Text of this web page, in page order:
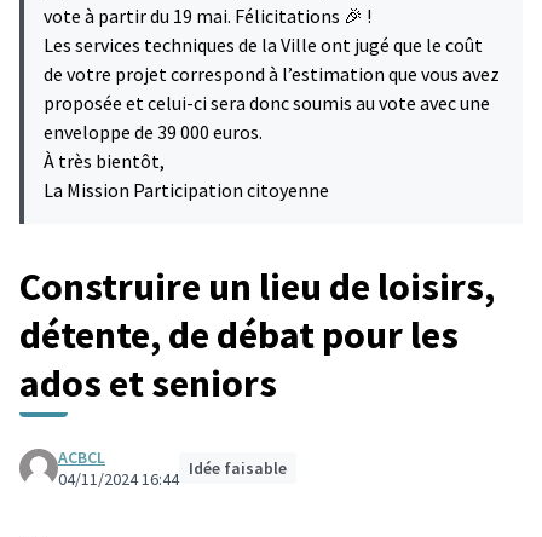
vote à partir du 19 mai. Félicitations 🎉 !
Les services techniques de la Ville ont jugé que le coût
de votre projet correspond à l’estimation que vous avez
proposée et celui-ci sera donc soumis au vote avec une
enveloppe de 39 000 euros.
À très bientôt,
La Mission Participation citoyenne
Construire un lieu de loisirs,
détente, de débat pour les
ados et seniors
ACBCL
04/11/2024 16:44 Idée faisable